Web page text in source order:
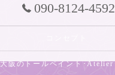
090-8124-4592